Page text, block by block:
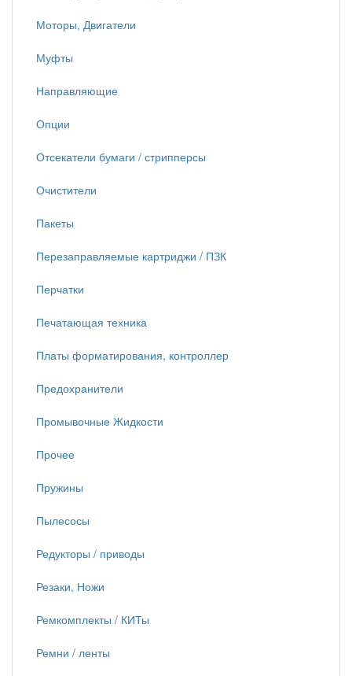
Моторы, Двигатели
Муфты
Направляющие
Опции
Отсекатели бумаги / стрипперсы
Очистители
Пакеты
Перезаправляемые картриджи / ПЗК
Перчатки
Печатающая техника
Платы форматирования, контроллер
Предохранители
Промывочные Жидкости
Прочее
Пружины
Пылесосы
Редукторы / приводы
Резаки, Ножи
Ремкомплекты / КИТы
Ремни / ленты